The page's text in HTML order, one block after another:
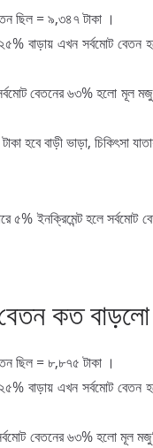
ছিল = ৯,৩৪৭ টাকা ।
বাড়ায় এখন সর্বমোট বেতন
বেতনের ৬৩% হলো মূল
হবে বাড়ী ভাড়া, চিকিৎসা
৫% ইনক্রিমেন্ট হলে সর্বমোট
কত
ছিল = ৮,৮৭৫ টাকা ।
বাড়ায় এখন সর্বমোট বেতন
বেতনের ৬৩% হলো মূল